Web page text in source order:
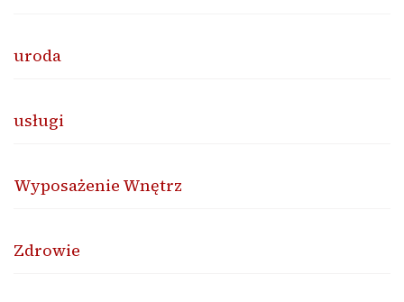
uroda
usługi
Wyposażenie Wnętrz
Zdrowie